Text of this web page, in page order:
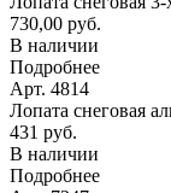
730,00 руб.
В наличии
Подробнее
Арт. 4814
Лопата снеговая
431 руб.
В наличии
Подробнее